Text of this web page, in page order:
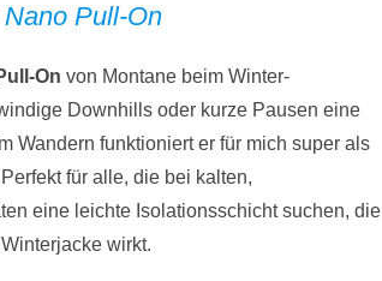
Nano Pull-On
On von Montane beim Winter-
Downhills oder kurze Pausen eine
Wandern funktioniert er für mich super als
für alle, die bei kalten,
eine leichte Isolationsschicht suchen, die
wirkt.